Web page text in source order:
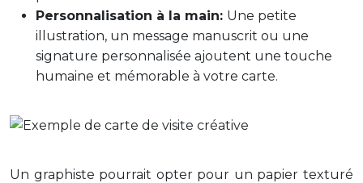
Personnalisation à la main: Une petite
illustration, un message manuscrit ou une
signature personnalisée ajoutent une touche
humaine et mémorable à votre carte.
Un graphiste pourrait opter pour un papier texturé